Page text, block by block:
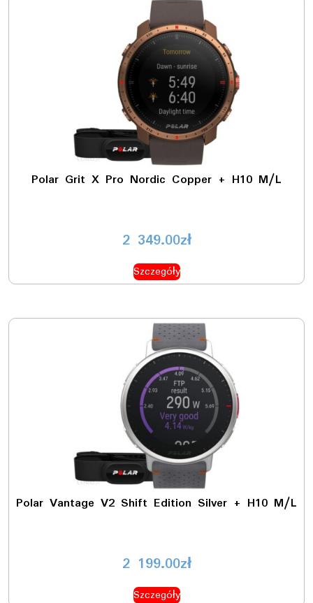
Polar Grit X Pro Nordic Copper + H10 M/L
2 349.00zł
Szczegóły
Polar Vantage V2 Shift Edition Silver + H10 M/L
2 199.00zł
Szczegóły